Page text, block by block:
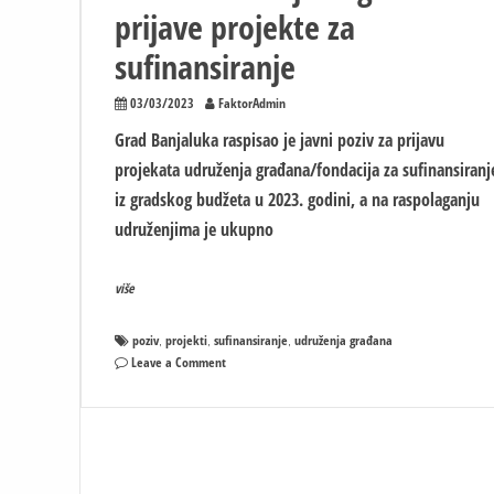
prijave projekte za
sufinansiranje
03/03/2023 FaktorAdmin
Grad Banjaluka raspisao je javni poziv za prijavu
projekata udruženja građana/fondacija za
iz gradskog budžeta u 2023. godini, a na raspolaganju
udruženjima je ukupno
više
poziv, projekti, sufinansiranje, udruženja građana
Leave a Commenton
daje